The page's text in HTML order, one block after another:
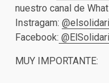
nuestro canal de
Instragam:
Facebook:
MUY IMPORTANTE: